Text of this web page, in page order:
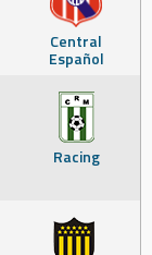
Central
Español
Racing